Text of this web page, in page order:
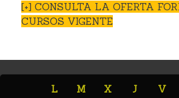
[+] CONSULTA LA OFERTA
CURSOS VIGENTE
L M X J V